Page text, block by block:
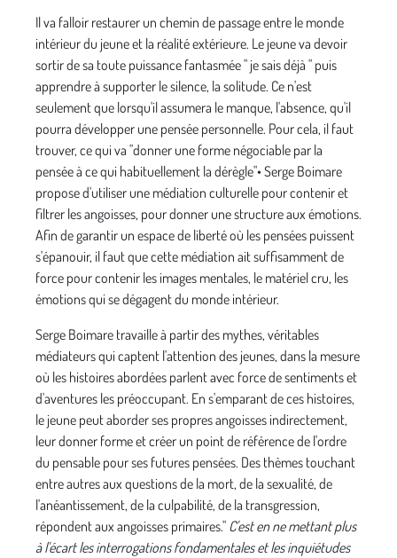
Il va falloir restaurer un chemin de passage entre le mon­de
intérieur du jeune et la réalité extérieure. Le jeune va devoir
sortir de sa toute puissance fantasmée " je sais déjà " puis
apprendre à supporter le silence, la solitude. Ce n'est
seulement que lorsqu'il assumera le manque, l'absence, qu'il
pourra développer une pensée personnel­le. Pour cela, il faut
trouver, ce qui va "donner une forme négociable par la
pensée à ce qui habituellement la dérègle"• Serge Boimare
propose d'utiliser une média­tion culturelle pour contenir et
filtrer les angoisses, pour donner une structure aux émotions.
Afin de garantir un espace de liberté où les pensées puissent
s'épanouir, il faut que cette médiation ait suffisamment de
force pour contenir les images mentales, le matériel cru, les
émotions qui se dégagent du monde intérieur.
Serge Boimare travaille à partir des mythes, véritables
médiateurs qui captent l'attention des jeunes, dans la mesure
où les histoires abordées parlent avec force de sentiments et
d'aventures les préoccupant. En s'emparant de ces histoires,
le jeune peut aborder ses propres angoisses indirectement,
leur donner forme et créer un point de référence de l'ordre
du pensable pour ses futures pensées. Des thèmes touchant
entre autres aux questions de la mort, de la sexualité, de
l'anéantissement, de la cul­pabilité, de la transgression,
répondent aux angoisses pri­maires." C'est en ne mettant plus
à l'écart les interro­gations fondamentales et les inquiétudes